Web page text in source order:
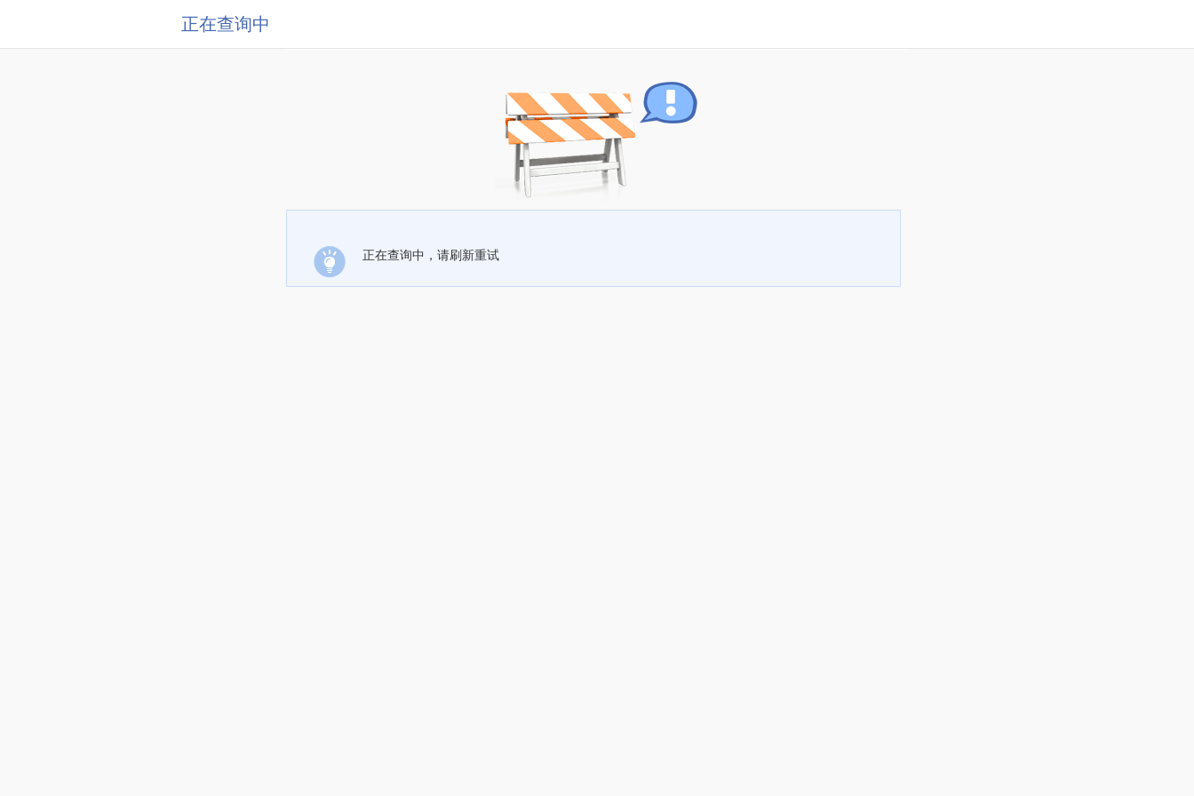
正在查询中
正在查询中，请刷新重试